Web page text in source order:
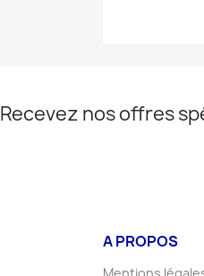
Recevez nos offres
A PROPOS